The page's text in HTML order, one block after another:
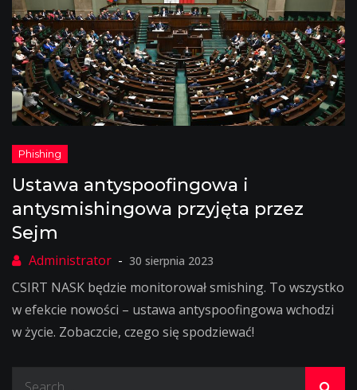
Ustawa antyspoofingowa i
antysmishingowa przyjęta przez
Sejm
30 sierpnia 2023
CSIRT NASK będzie monitorował smishing. To wszystko
w efekcie nowości – ustawa antyspoofingowa wchodzi
w życie. Zobaczcie, czego się spodziewać!